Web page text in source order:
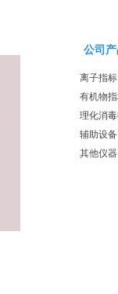
公司
离子指标
有机物
理化消
辅助设备
其他仪器